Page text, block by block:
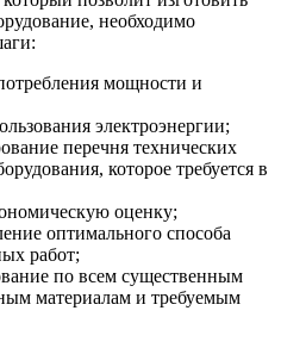
необходимо
мощности и
электроэнергии;
перечня технических
которое требуется в
оценку;
оптимального способа
работ;
по всем существенным
материалам и требуемым